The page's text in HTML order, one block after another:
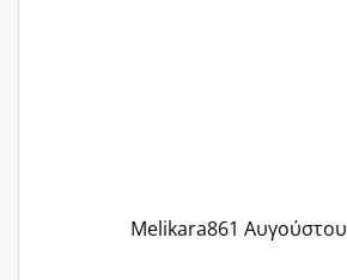
Melikara861 Αυγούστου